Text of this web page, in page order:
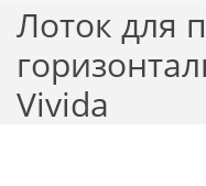
Лоток для
Vivida